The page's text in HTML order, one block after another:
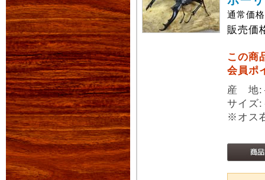
通常価
販売価
この商
会員ポ
産 地:
サイ
※オス